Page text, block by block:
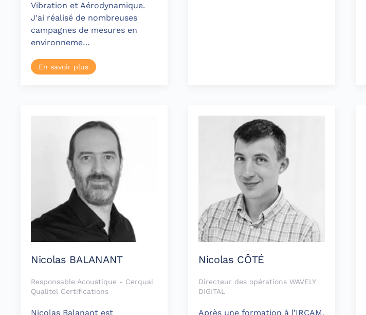
Vibration et Aérodynamique.
J'ai réalisé de nombreuses
campagnes de mesures en
environneme…
En savoir plus
Nicolas BALANANT
Responsable Acoustique - Cerqual
Qualitel Certifications
Nicolas Balanant est
Nicolas CÔTÉ
Directeur des opérations WAVELY
DIGITAL
Après une formation à l’IRCAM,